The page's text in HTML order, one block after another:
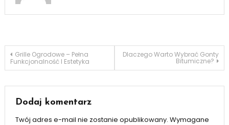
Nawigacja
Grille Ogrodowe – Pełna
Funkcjonalność I Estetyka
Dlaczego Warto Wybrać Gonty
Bitumiczne?
Dodaj komentarz
Twój adres e-mail nie zostanie opublikowany. Wymagane